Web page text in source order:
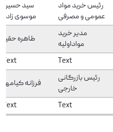
سید حسین
موسوی زاده
رئیس خرید مواد
عمومی و مصرفی
طاهره حقیر
مدیر خرید
Text Text
فرزانه کیامهر
رئیس بازرگانی
خارجی
Text Text